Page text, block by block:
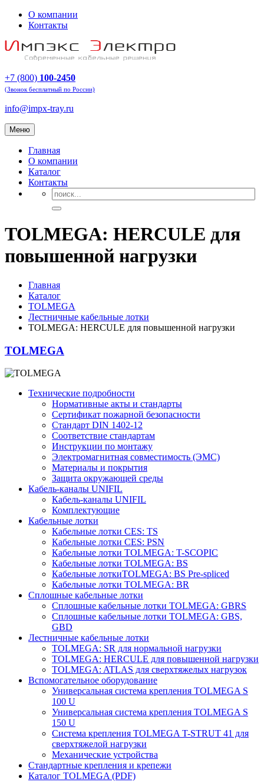
О компании
Контакты
+7 (800) 100-2450
(Звонок бесплатный по России)
info@impx-tray.ru
Меню
Главная
О компании
Каталог
Контакты
TOLMEGA: HERCULE для
повышенной нагрузки
Главная
Каталог
TOLMEGA
Лестничные кабельные лотки
TOLMEGA: HERCULE для повышенной нагрузки
TOLMEGA
Технические подробности
Нормативные акты и стандарты
Сертификат пожарной безопасности
Стандарт DIN 1402-12
Соответствие стандартам
Инструкции по монтажу
Электромагнитная совместимость (ЭМС)
Материалы и покрытия
Защита окружающей среды
Кабель-каналы UNIFIL
Кабель-каналы UNIFIL
Комплектующие
Кабельные лотки
Кабельные лотки СES: TS
Кабельные лотки СES: PSN
Кабельные лотки TOLMEGA: T-SCOPIC
Кабельные лотки TOLMEGA: BS
Кабельные лоткиTOLMEGA: BS Pre-spliced
Кабельные лотки TOLMEGA: BR
Сплошные кабельные лотки
Сплошные кабельные лотки TOLMEGA: GBRS
Сплошные кабельные лотки TOLMEGA: GBS,
GBD
Лестничные кабельные лотки
TOLMEGA: SR для нормальной нагрузки
TOLMEGA: HERCULE для повышенной нагрузки
TOLMEGA: ATLAS для сверхтяжелых нагрузок
Вспомогательное оборудование
Универсальная система крепления TOLMEGA S
100 U
Универсальная система крепления TOLMEGA S
150 U
Система крепления TOLMEGA T-STRUT 41 для
сверхтяжелой нагрузки
Механические устройства
Стандартные крепления и крепежи
Каталог TOLMEGA (PDF)